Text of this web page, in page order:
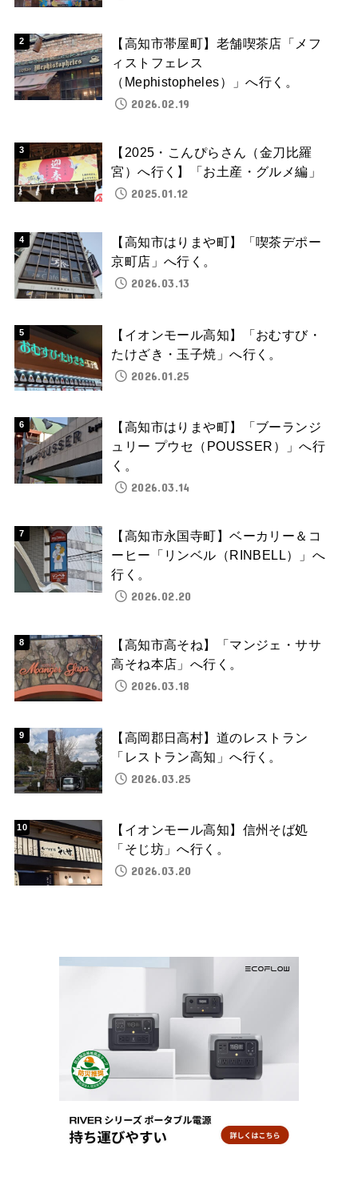
【高知市帯屋町】老舗喫茶店「メフ
ィストフェレス
（Mephistopheles）」へ行く。
2026.02.19
【2025・こんぴらさん（金刀比羅
宮）へ行く】「お土産・グルメ編」
2025.01.12
【高知市はりまや町】「喫茶デポー
京町店」へ行く。
2026.03.13
【イオンモール高知】「おむすび・
たけざき・玉子焼」へ行く。
2026.01.25
【高知市はりまや町】「ブーランジ
ュリー プウセ（POUSSER）」へ行
く。
2026.03.14
【高知市永国寺町】ベーカリー＆コ
ーヒー「リンベル（RINBELL）」へ
行く。
2026.02.20
【高知市高そね】「マンジェ・ササ
高そね本店」へ行く。
2026.03.18
【高岡郡日高村】道のレストラン
「レストラン高知」へ行く。
2026.03.25
【イオンモール高知】信州そば処
「そじ坊」へ行く。
2026.03.20